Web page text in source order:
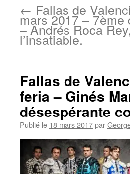
← Fallas de
mars 2017 – 7ème
– Andrés Roca
l’insatiable.
Fallas de
feria – Ginés
désespérante
Publié le 18 mars 2017par